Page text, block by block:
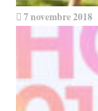
7 novembre 2018